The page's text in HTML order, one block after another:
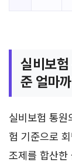
실비보
준 얼마
실비보험 통원
험 기준으로
조제를 합산한